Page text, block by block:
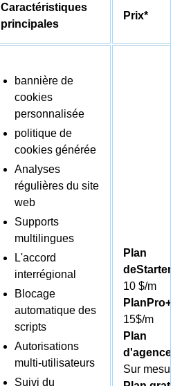
Caractéristiques
principales
Prix*
bannière de
cookies
personnalisée
politique de
cookies générée
Analyses
régulières du site
web
Supports
multilingues
L'accord
interrégional
Blocage
automatique des
scripts
Autorisations
multi-utilisateurs
Suivi du
Plan
deStarter :
10 $/m
PlanPro+ :
15$/m
Plan
d'agence :
Sur mesure